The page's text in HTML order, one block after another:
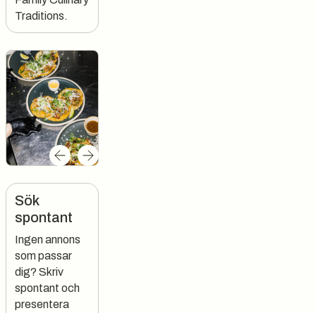
Traditions.
Sök
spontant
Ingen annons
som passar
dig? Skriv
spontant och
presentera